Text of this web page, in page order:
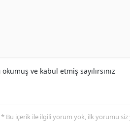
okumuş ve kabul etmiş sayılırsınız
* Bu içerik ile ilgili yorum yok, ilk yorumu siz